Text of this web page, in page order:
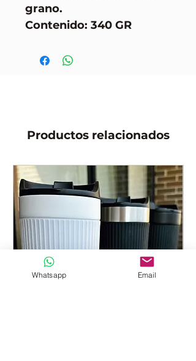
grano.
Contenido: 340 GR
Productos relacionados
Whatsapp Email